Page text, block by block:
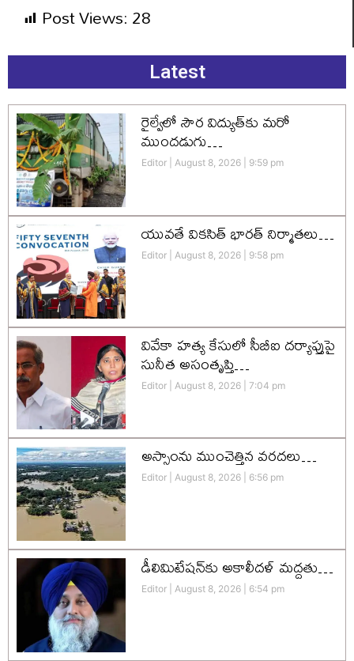
Post Views:28
Latest
రైల్వేలో సౌర విద్యుత్‌కు మరో
ముందడుగు…
Editor August 8, 2026 9:59 pm
యువతే వికసిత్‌ భారత్‌ నిర్మాతలు…
Editor August 8, 2026 9:58 pm
వివేకా హత్య కేసులో సీబీఐ దర్యాప్తుపై
సునీత అసంతృప్తి…
Editor August 8, 2026 7:04 pm
అస్సాంను ముంచెత్తిన వరదలు…
Editor August 8, 2026 6:56 pm
డీలిమిటేషన్‌కు అకాలీదళ్‌ మద్దతు…
Editor August 8, 2026 6:54 pm